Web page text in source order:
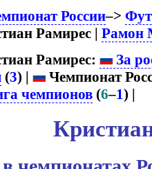
России–>
Рамирес | Рамон
Рамирес:
За
(3) |
Чемпионат
чемпионов (6–1) |